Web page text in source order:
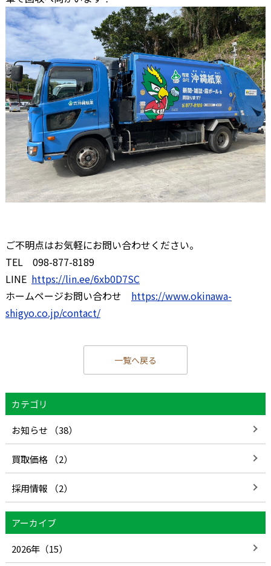
ご不明点はお気軽にお問い合わせください。
TEL 098-877-8189
LINE https://lin.ee/6xb0D7SC
ホームページお問い合わせ https://www.okinawa-
shigyo.co.jp/contact/
一覧へ戻る
カテゴリ
お知らせ （38）
買取価格 （2）
採用情報 （2）
アーカイブ
2026年（15）